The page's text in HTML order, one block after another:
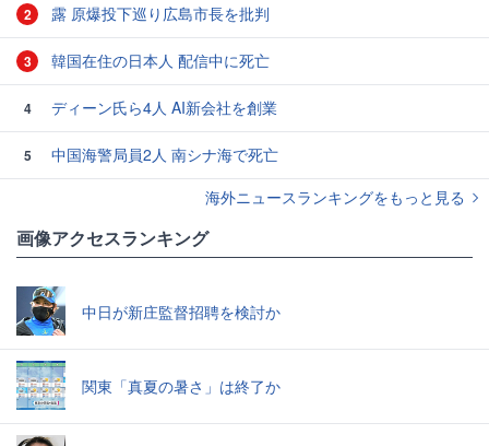
2 露 原爆投下巡り広島市長を批判
3 韓国在住の日本人 配信中に死亡
4 ディーン氏ら4人 AI新会社を創業
5
中国海警局員2人 南シナ海で死亡
海外ニュースランキングをもっと見る
画像アクセスランキング
中日が新庄監督招聘を検討か
関東「真夏の暑さ」は終了か